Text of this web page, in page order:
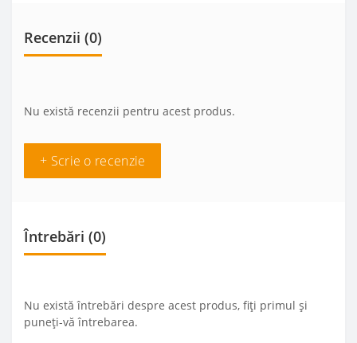
Recenzii (0)
Nu există recenzii pentru acest produs.
+ Scrie o recenzie
Întrebări (0)
Nu există întrebări despre acest produs, fiți primul și
puneți-vă întrebarea.